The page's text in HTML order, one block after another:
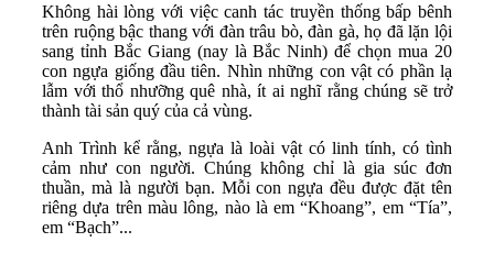
Không hài lòng với việc canh tác truyền thống bấp bênh
trên ruộng bậc thang với đàn trâu bò, đàn gà, họ đã lặn lội
sang tỉnh Bắc Giang (nay là Bắc Ninh) để chọn mua 20
con ngựa giống đầu tiên. Nhìn những con vật có phần lạ
lẫm với thổ nhưỡng quê nhà, ít ai nghĩ rằng chúng sẽ trở
thành tài sản quý của cả vùng.
Anh Trình kể rằng, ngựa là loài vật có linh tính, có tình
cảm như con người. Chúng không chỉ là gia súc đơn
thuần, mà là người bạn. Mỗi con ngựa đều được đặt tên
riêng dựa trên màu lông, nào là em “Khoang”, em “Tía”,
em “Bạch”...